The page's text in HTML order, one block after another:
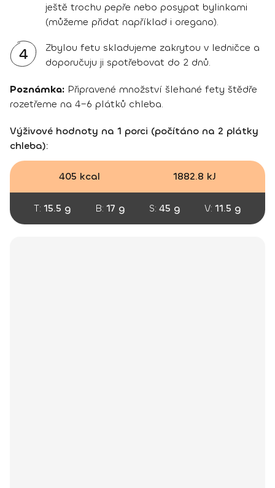
ještě trochu pepře nebo posypat bylinkami
(můžeme přidat například i oregano).
4
Zbylou fetu skladujeme zakrytou v ledničce a
doporučuju ji spotřebovat do 2 dnů.
Poznámka: Připravené množství šlehané fety štědře
rozetřeme na 4–6 plátků chleba.
Výživové hodnoty na 1 porci (počítáno na 2 plátky
chleba):
405 kcal 1882.8 kJ
T: 15.5 g B: 17 g S: 45 g V: 11.5 g